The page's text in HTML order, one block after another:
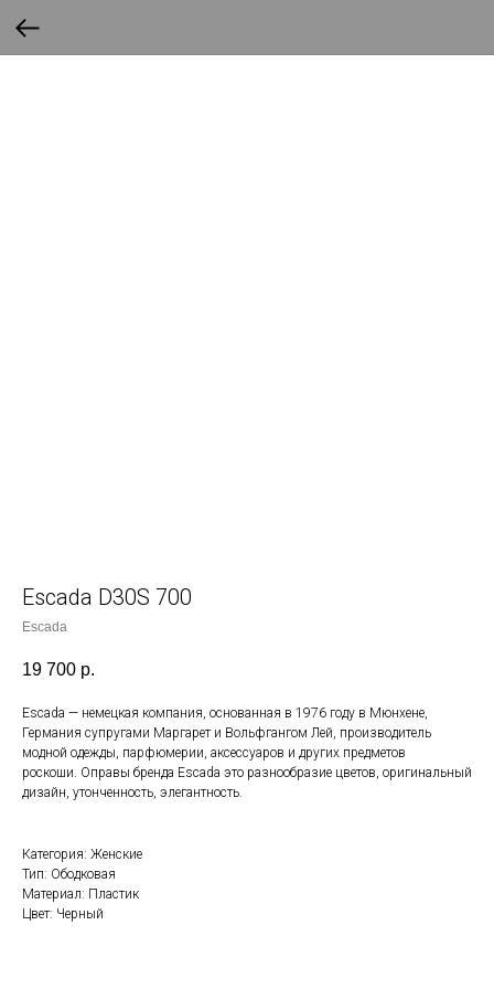
Escada D30S 700
Escada
19 700 р.
Escada — немецкая компания, основанная в 1976 году в Мюнхене,
Германия супругами Маргарет и Вольфгангом Лей, производитель
модной одежды, парфюмерии, аксессуаров и других предметов
роскоши. Оправы бренда Escada это разнообразие цветов, оригинальный
дизайн, утонченность, элегантность.
Категория: Женские
Тип: Ободковая
Материал: Пластик
Цвет: Черный